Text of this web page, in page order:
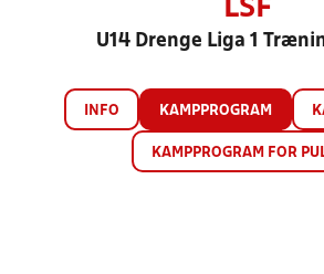
LSF
U14 Drenge Liga 1
INFO KAMPPROGRAM
KAMPPROGRAM FOR